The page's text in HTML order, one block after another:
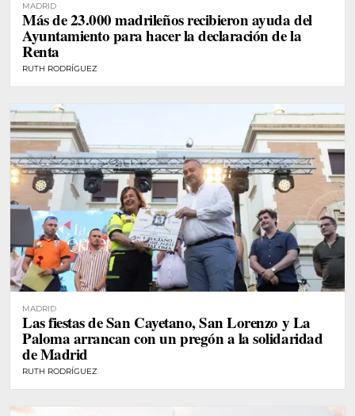
MADRID
Más de 23.000 madrileños recibieron ayuda del
Ayuntamiento para hacer la declaración de la
Renta
RUTH RODRÍGUEZ
MADRID
Las fiestas de San Cayetano, San Lorenzo y La
Paloma arrancan con un pregón a la solidaridad
de Madrid
RUTH RODRÍGUEZ